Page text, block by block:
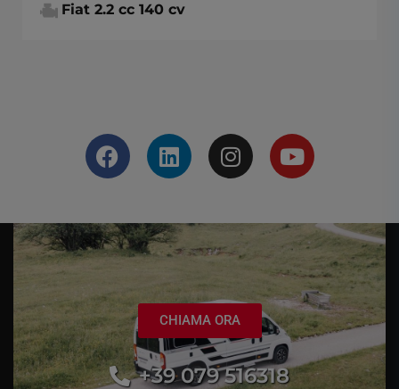
Fiat 2.2 cc 140 cv
CHIAMA ORA
+39 079 516318